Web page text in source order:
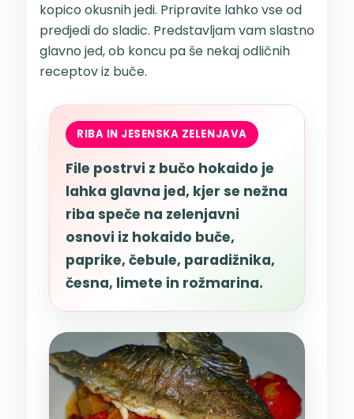
kopico okusnih jedi. Pripravite lahko vse od
predjedi do sladic. Predstavljam vam slastno
glavno jed, ob koncu pa še nekaj odličnih
receptov iz buče.
RIBA IN JESENSKA ZELENJAVA
File postrvi z bučo hokaido je
lahka glavna jed, kjer se nežna
riba speče na zelenjavni
osnovi iz hokaido buče,
paprike, čebule, paradižnika,
česna, limete in rožmarina.